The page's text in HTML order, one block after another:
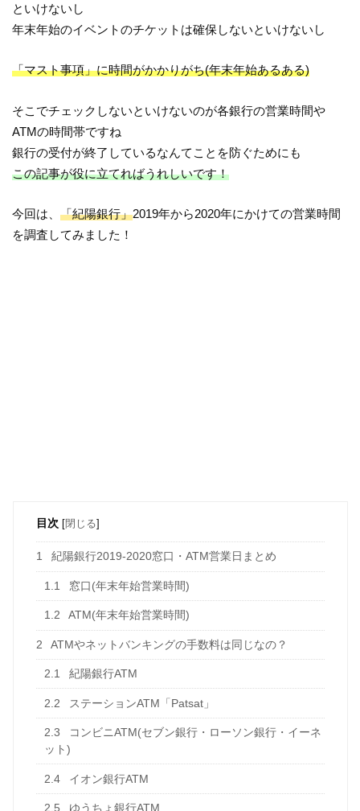
といけないし
年末年始のイベントのチケットは確保しないといけないし
「マスト事項」に時間がかかりがち(年末年始あるある)
そこでチェックしないといけないのが各銀行の営業時間や
ATMの時間帯ですね
銀行の受付が終了しているなんてことを防ぐためにも
この記事が役に立てればうれしいです！
今回は、「紀陽銀行」2019年から2020年にかけての営業時間
を調査してみました！
目次 [閉じる]
1 紀陽銀行2019-2020窓口・ATM営業日まとめ
1.1 窓口(年末年始営業時間)
1.2 ATM(年末年始営業時間)
2 ATMやネットバンキングの手数料は同じなの？
2.1 紀陽銀行ATM
2.2 ステーションATM「Patsat」
2.3
コンビニATM(セブン銀行・ローソン銀行・イーネ
ット)
2.4 イオン銀行ATM
2.5 ゆうちょ銀行ATM